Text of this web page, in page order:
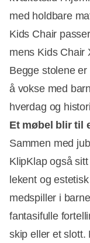
med holdbare
Kids Chair
mens Kids Chair
Begge stolene
å vokse med
hverdag og
Et møbel blir til
Sammen med
KlipKlap også
lekent og
medspiller i
fantasifulle
skip eller et slott.